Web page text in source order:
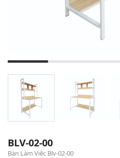
BLV-02-00
Bàn Làm Việc Blv-02-00